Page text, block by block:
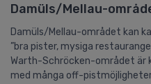
Damüls/Mellau-
Damüls/Mellau-området kan
”bra pister, mysiga
Warth-Schröcken-området är
med många off-